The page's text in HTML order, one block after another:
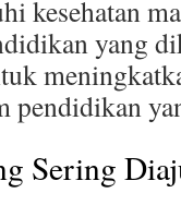
kesehatan
yang
pendidikan
Sering